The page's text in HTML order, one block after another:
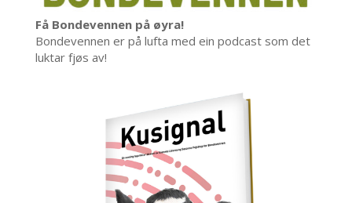
Få Bondevennen på øyra!
Bondevennen er på lufta med ein podcast som det
luktar fjøs av!